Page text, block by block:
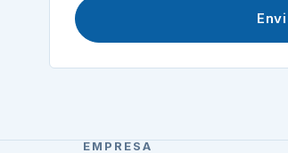
EMPRESA